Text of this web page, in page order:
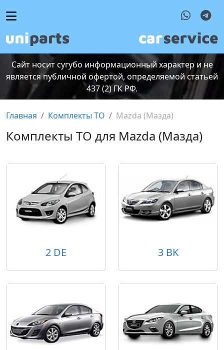
Сайт носит сугубо информационный характер и не
является публичной офертой, определяемой статьей
437 (2) ГК РФ.
Главная Комплекты ТО Mazda (Мазда)
Комплекты ТО для Mazda (Мазда)
2 DE 3 BK